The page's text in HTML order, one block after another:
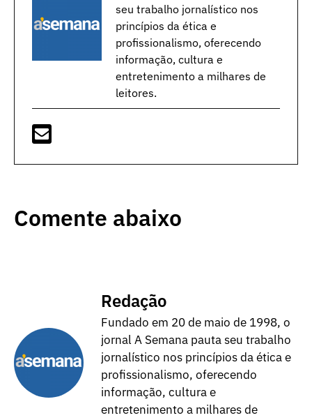
seu trabalho jornalístico nos
princípios da ética e
profissionalismo, oferecendo
informação, cultura e
entretenimento a milhares de
leitores.
Comente abaixo
Redação
Fundado em 20 de maio de 1998, o
jornal A Semana pauta seu trabalho
jornalístico nos princípios da ética e
profissionalismo, oferecendo
informação, cultura e
entretenimento a milhares de